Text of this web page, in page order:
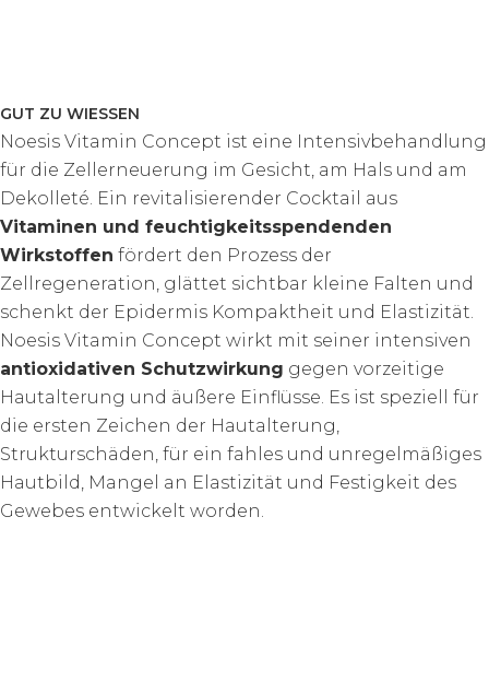
GUT ZU WIESSEN
Noesis Vitamin Concept ist eine Intensivbehandlung
für die Zellerneuerung im Gesicht, am Hals und am
Dekolleté. Ein revitalisierender Cocktail aus
Vitaminen und feuchtigkeitsspendenden
Wirkstoffen fördert den Prozess der
Zellregeneration, glättet sichtbar kleine Falten und
schenkt der Epidermis Kompaktheit und Elastizität.
Noesis Vitamin Concept wirkt mit seiner intensiven
antioxidativen Schutzwirkung gegen vorzeitige
Hautalterung und äußere Einflüsse. Es ist speziell für
die ersten Zeichen der Hautalterung,
Strukturschäden, für ein fahles und unregelmäßiges
Hautbild, Mangel an Elastizität und Festigkeit des
Gewebes entwickelt worden.